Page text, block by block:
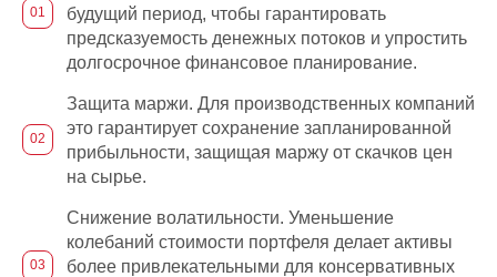
будущий период, чтобы гарантировать
предсказуемость денежных потоков и упростить
долгосрочное финансовое планирование.
Защита маржи. Для производственных компаний
это гарантирует сохранение запланированной
прибыльности, защищая маржу от скачков цен
на сырье.
Снижение волатильности. Уменьшение
колебаний стоимости портфеля делает активы
более привлекательными для консервативных